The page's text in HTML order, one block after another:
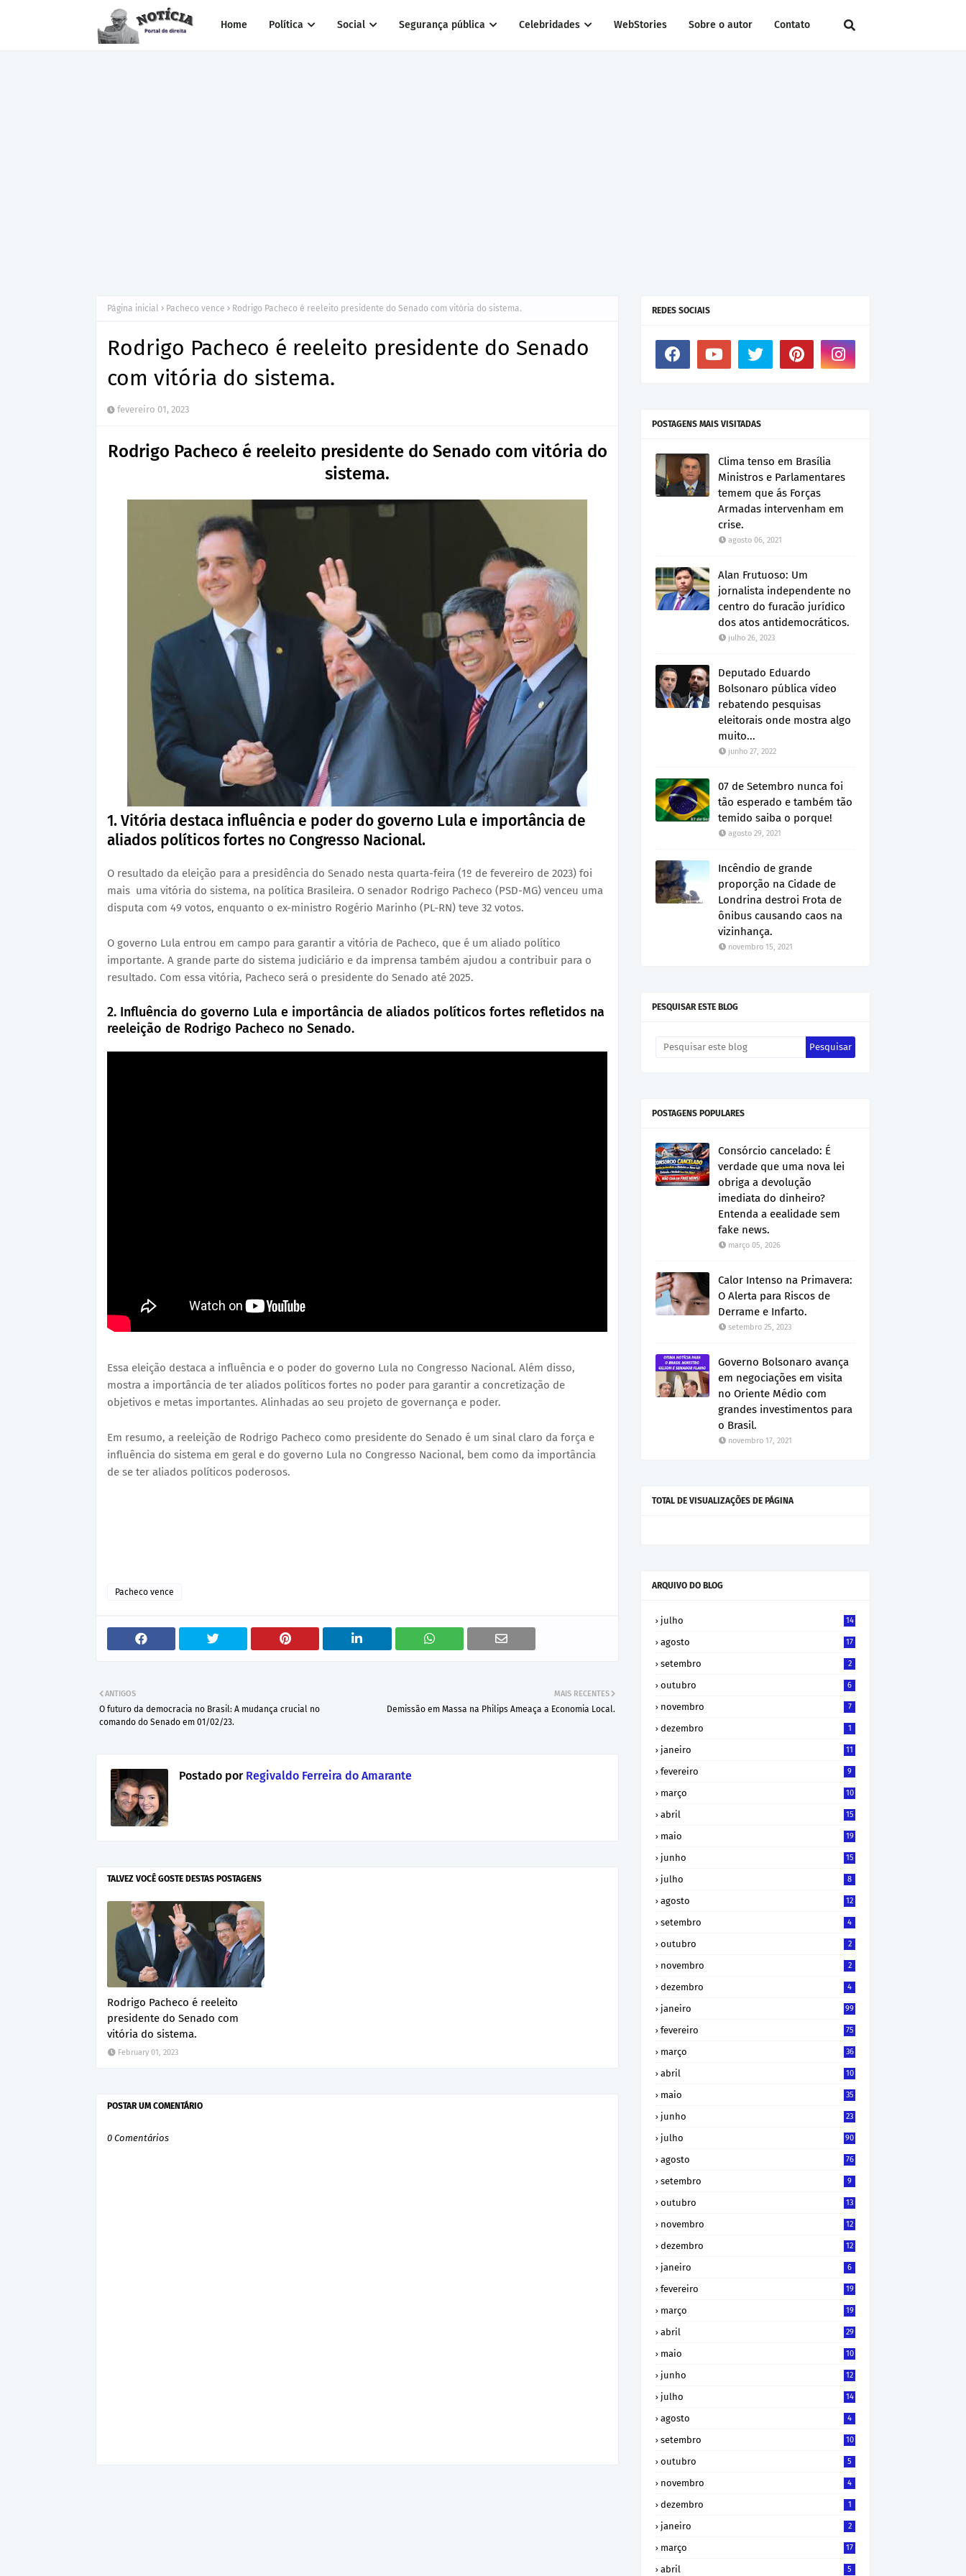
Home Política Social Segurança pública Celebridades WebStories Sobre o autor Contato
Página inicial Pacheco vence Rodrigo Pacheco é reeleito presidente do Senado com vitória do sistema.
Rodrigo Pacheco é reeleito presidente do Senado
com vitória do sistema.
fevereiro 01, 2023
Rodrigo Pacheco é reeleito presidente do Senado com vitória do
sistema.
1. Vitória destaca influência e poder do governo Lula e importância de
aliados políticos fortes no Congresso Nacional.
O resultado da eleição para a presidência do Senado nesta quarta-feira (1º de fevereiro de 2023) foi
mais uma vitória do sistema, na política Brasileira. O senador Rodrigo Pacheco (PSD-MG) venceu uma
disputa com 49 votos, enquanto o ex-ministro Rogério Marinho (PL-RN) teve 32 votos.
O governo Lula entrou em campo para garantir a vitória de Pacheco, que é um aliado político
importante. A grande parte do sistema judiciário e da imprensa também ajudou a contribuir para o
resultado. Com essa vitória, Pacheco será o presidente do Senado até 2025.
2. Influência do governo Lula e importância de aliados políticos fortes refletidos na
reeleição de Rodrigo Pacheco no Senado.
Essa eleição destaca a influência e o poder do governo Lula no Congresso Nacional. Além disso,
mostra a importância de ter aliados políticos fortes no poder para garantir a concretização de
objetivos e metas importantes. Alinhadas ao seu projeto de governança e poder.
Em resumo, a reeleição de Rodrigo Pacheco como presidente do Senado é um sinal claro da força e
influência do sistema em geral e do governo Lula no Congresso Nacional, bem como da importância
de se ter aliados políticos poderosos.
Pacheco vence
MAIS RECENTES
Demissão em Massa na Philips Ameaça a Economia Local.
ANTIGOS
O futuro da democracia no Brasil: A mudança crucial no
comando do Senado em 01/02/23.
Postado porRegivaldo Ferreira do Amarante
TALVEZ VOCÊ GOSTE DESTAS POSTAGENS
Rodrigo Pacheco é reeleito
presidente do Senado com
vitória do sistema.
February 01, 2023
POSTAR UM COMENTÁRIO
0 Comentários
REDES SOCIAIS
POSTAGENS MAIS VISITADAS
Clima tenso em Brasília
Ministros e Parlamentares
temem que ás Forças
Armadas intervenham em
crise.
agosto 06, 2021
Alan Frutuoso: Um
jornalista independente no
centro do furacão jurídico
dos atos antidemocráticos.
julho 26, 2023
Deputado Eduardo
Bolsonaro pública vídeo
rebatendo pesquisas
eleitorais onde mostra algo
muito...
junho 27, 2022
07 de Setembro nunca foi
tão esperado e também tão
temido saiba o porque!
agosto 29, 2021
Incêndio de grande
proporção na Cidade de
Londrina destroi Frota de
ônibus causando caos na
vizinhança.
novembro 15, 2021
PESQUISAR ESTE BLOG
POSTAGENS POPULARES
Consórcio cancelado: É
verdade que uma nova lei
obriga a devolução
imediata do dinheiro?
Entenda a eealidade sem
fake news.
março 05, 2026
Calor Intenso na Primavera:
O Alerta para Riscos de
Derrame e Infarto.
setembro 25, 2023
Governo Bolsonaro avança
em negociações em visita
no Oriente Médio com
grandes investimentos para
o Brasil.
novembro 17, 2021
TOTAL DE VISUALIZAÇÕES DE PÁGINA
ARQUIVO DO BLOG
julho 14
agosto 17
setembro 2
outubro 6
novembro 7
dezembro 1
janeiro 11
fevereiro 9
março 10
abril 15
maio 19
junho 15
julho 8
agosto 12
setembro 4
outubro 2
novembro 2
dezembro 4
janeiro 99
fevereiro 75
março 36
abril 10
maio 35
junho 23
julho 90
agosto 76
setembro 9
outubro 13
novembro 12
dezembro 12
janeiro 6
fevereiro 19
março 19
abril 29
maio 10
junho 12
julho 14
agosto 4
setembro 10
outubro 5
novembro 4
dezembro 1
janeiro 2
março 17
abril 5